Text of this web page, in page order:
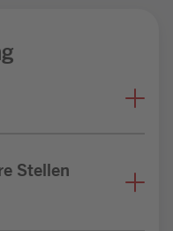
Stellen